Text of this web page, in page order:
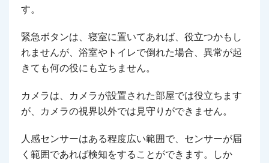
す。
緊急ボタンは、寝室に置いてあれば、役立つかもし
れませんが、浴室やトイレで倒れた場合、異常が起
きても何の役にも立ちません。
カメラは、カメラが設置された部屋では役立ちます
が、カメラの視界以外では見守りができません。
人感センサーはある程度広い範囲で、センサーが届
く範囲であれば検知をすることができます。しか